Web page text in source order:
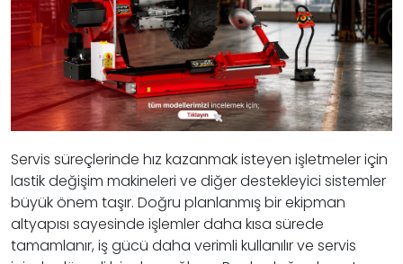
Servis süreçlerinde hız kazanmak isteyen işletmeler için
lastik değişim makineleri ve diğer destekleyici sistemler
büyük önem taşır. Doğru planlanmış bir ekipman
altyapısı sayesinde işlemler daha kısa sürede
tamamlanır, iş gücü daha verimli kullanılır ve servis